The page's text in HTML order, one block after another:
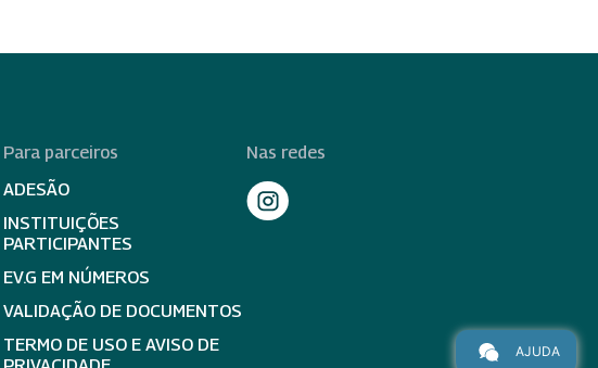
Para parceiros
ADESÃO
INSTITUIÇÕES
PARTICIPANTES
EV.G EM NÚMEROS
VALIDAÇÃO DE DOCUMENTOS
TERMO DE USO E AVISO DE
Nas redes
AJUDA